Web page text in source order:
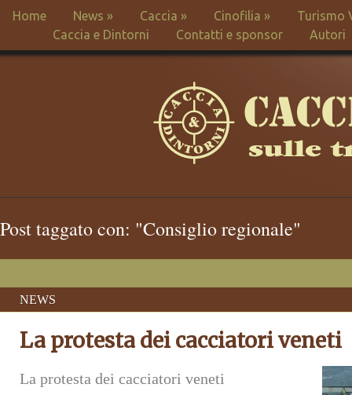
Home News » Caccia » Cinofilia »
Turismo
Caccia e Dintorni
Contatti e sponsor Autori
Post taggato con: "Consiglio regionale"
NEWS
La protesta dei cacciatori veneti
La protesta dei cacciatori veneti